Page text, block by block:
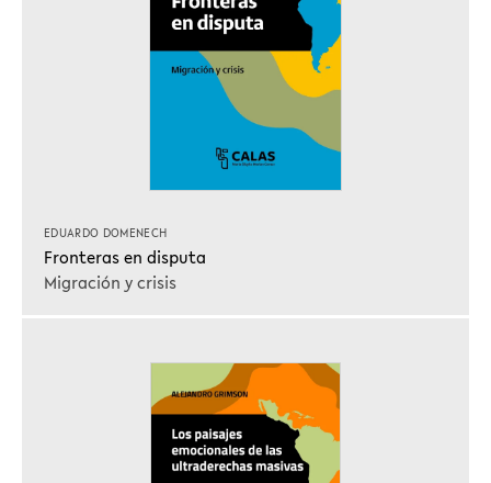
EDUARDO DOMENECH
Fronteras en disputa
Migración y crisis